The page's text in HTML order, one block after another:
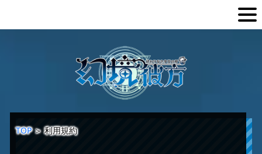
TOP＞利用規約